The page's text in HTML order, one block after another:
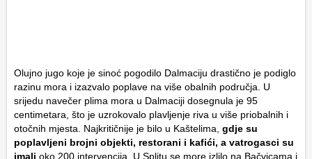
Olujno jugo koje je sinoć pogodilo Dalmaciju drastično je podiglo
razinu mora i izazvalo poplave na više obalnih područja. U
srijedu navečer plima mora u Dalmaciji dosegnula je 95
centimetara, što je uzrokovalo plavljenje riva u više priobalnih i
otočnih mjesta. Najkritičnije je bilo u Kaštelima, gdje su
poplavljeni brojni objekti, restorani i kafići, a vatrogasci su
imali oko 200 intervencija. U Splitu se more izlilo na Bačvicama i